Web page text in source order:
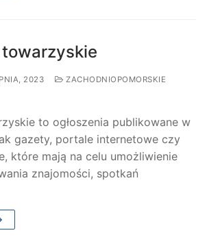
towarzyskie
2023
ZACHODNIOPOMORSKIE
to ogłoszenia publikowane w
gazety, portale internetowe czy
które mają na celu umożliwienie
znajomości, spotkań